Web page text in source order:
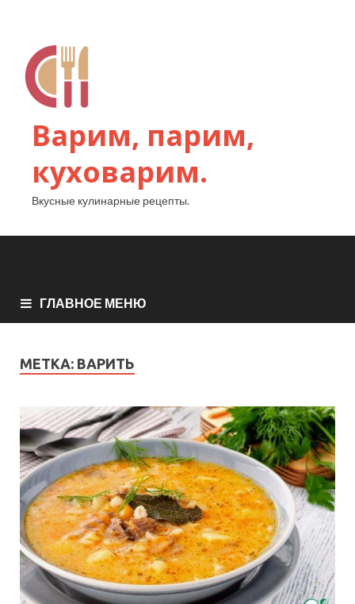
Варим, парим,
куховарим.
Вкусные кулинарные рецепты.
ГЛАВНОЕ МЕНЮ
МЕТКА: ВАРИТЬ